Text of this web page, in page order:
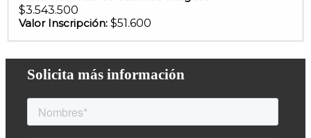
$3.543.500
Valor Inscripción: $51.600
Solicita más información